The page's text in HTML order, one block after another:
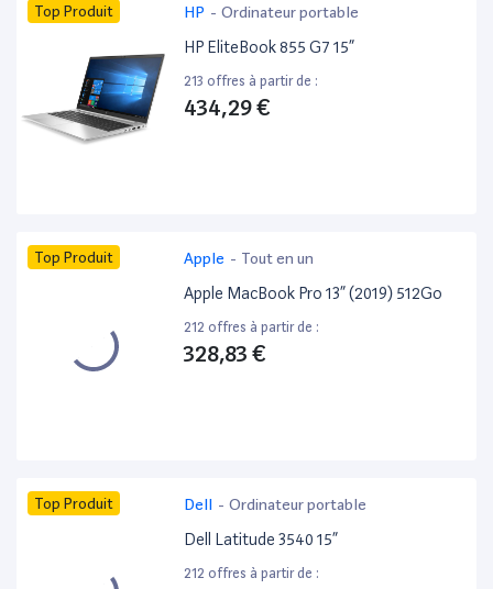
Top Produit HP - Ordinateur portable
HP EliteBook 855 G7 15”
213 offres à partir de :
434,29 €
Top Produit Apple - Tout en un
Apple MacBook Pro 13” (2019) 512Go
212 offres à partir de :
328,83 €
Top Produit Dell - Ordinateur portable
Dell Latitude 3540 15”
212 offres à partir de :